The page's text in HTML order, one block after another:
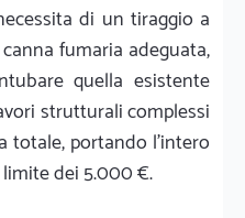
di un tiraggio a
fumaria adeguata,
quella esistente
strutturali complessi
totale, portando l'intero
dei 5.000 €.